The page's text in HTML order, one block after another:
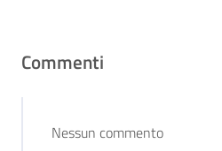
Commenti
Nessun commento